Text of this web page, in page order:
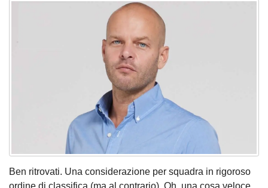
Ben ritrovati. Una considerazione per squadra in rigoroso